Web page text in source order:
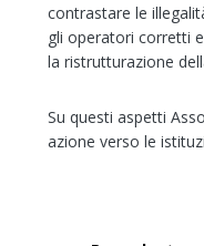
contrastare le
gli operatori corretti
la ristrutturazione
Su questi aspetti
azione verso le